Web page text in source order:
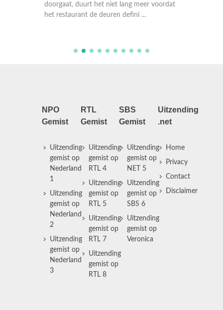
doorgaat, duurt het niet lang meer voordat
het restaurant de deuren defini ...
NPO
Gemist
Uitzending
gemist op
Nederland
1
Uitzending
gemist op
Nederland
2
Uitzending
gemist op
Nederland
3
RTL
Gemist
Uitzending
gemist op
RTL 4
Uitzending
gemist op
RTL 5
Uitzending
gemist op
RTL 7
Uitzending
gemist op
RTL 8
SBS
Gemist
Uitzending
gemist op
NET 5
Uitzending
gemist op
SBS 6
Uitzending
gemist op
Veronica
Uitzending
.net
Home
Privacy
Contact
Disclaimer